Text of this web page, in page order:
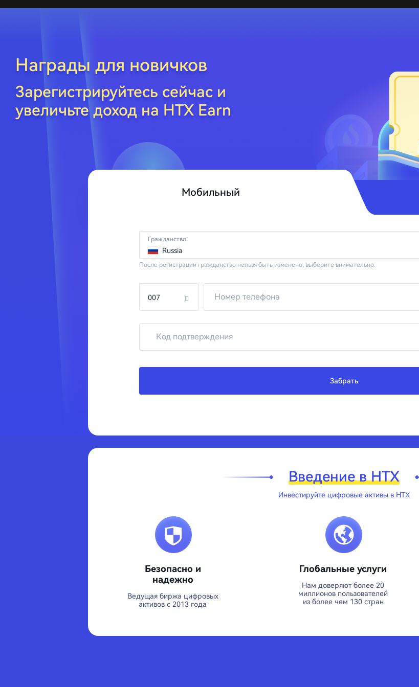
Награды для новичков
Зарегистрируйтесь сейчас и
увеличьте доход на HTX Earn
Мобильный
Гражданство
Russia
После регистрации гражданство нельзя быть изменено, выберите внимательно.
007
Забрать
Введение в HTX
Инвестируйте цифровые активы в HTX
Безопасно и
надежно
Ведущая биржа цифровых
активов с 2013 года
Глобальные услуги
Нам доверяют более 20
миллионов пользователей
из более чем 130 стран